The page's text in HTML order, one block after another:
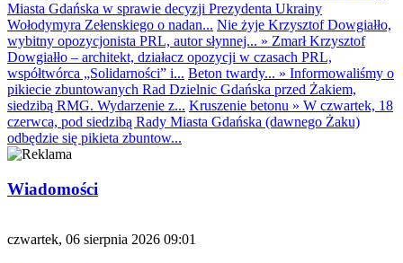
Miasta Gdańska w sprawie decyzji Prezydenta Ukrainy
Wołodymyra Zełenskiego o nadan... Nie żyje Krzysztof Dowgiałło,
wybitny opozycjonista PRL, autor słynnej... » Zmarł Krzysztof
Dowgiałło – architekt, działacz opozycji w czasach PRL,
współtwórca „Solidarności” i... Beton twardy... » Informowaliśmy o
pikiecie zbuntowanych Rad Dzielnic Gdańska przed Żakiem,
siedzibą RMG. Wydarzenie z... Kruszenie betonu » W czwartek, 18
czerwca, pod siedzibą Rady Miasta Gdańska (dawnego Żaku)
odbędzie się pikieta zbuntow...
Wiadomości
czwartek, 06 sierpnia 2026 09:01